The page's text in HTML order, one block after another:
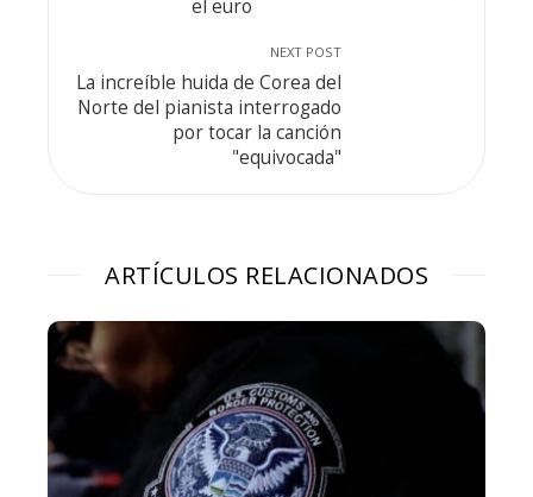
el euro
NEXT POST
La increíble huida de Corea del
Norte del pianista interrogado
por tocar la canción
"equivocada"
ARTÍCULOS RELACIONADOS